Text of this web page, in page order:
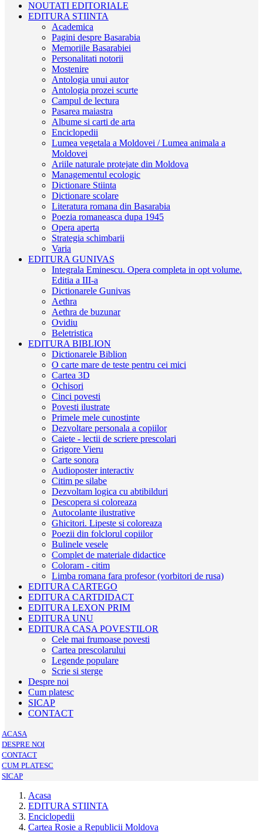
NOUTATI EDITORIALE
EDITURA STIINTA
Academica
Pagini despre Basarabia
Memoriile Basarabiei
Personalitati notorii
Mostenire
Antologia unui autor
Antologia prozei scurte
Campul de lectura
Pasarea maiastra
Albume si carti de arta
Enciclopedii
Lumea vegetala a Moldovei / Lumea animala a
Moldovei
Ariile naturale protejate din Moldova
Managementul ecologic
Dictionare Stiinta
Dictionare scolare
Literatura romana din Basarabia
Poezia romaneasca dupa 1945
Opera aperta
Strategia schimbarii
Varia
EDITURA GUNIVAS
Integrala Eminescu. Opera completa in opt volume.
Editia a III-a
Dictionarele Gunivas
Aethra
Aethra de buzunar
Ovidiu
Beletristica
EDITURA BIBLION
Dictionarele Biblion
O carte mare de teste pentru cei mici
Cartea 3D
Ochisori
Cinci povesti
Povesti ilustrate
Primele mele cunostinte
Dezvoltare personala a copiilor
Caiete - lectii de scriere prescolari
Grigore Vieru
Carte sonora
Audioposter interactiv
Citim pe silabe
Dezvoltam logica cu abtibilduri
Descopera si coloreaza
Autocolante ilustrative
Ghicitori. Lipeste si coloreaza
Poezii din folclorul copiilor
Bulinele vesele
Complet de materiale didactice
Coloram - citim
Limba romana fara profesor (vorbitori de rusa)
EDITURA CARTEGO
EDITURA CARTDIDACT
EDITURA LEXON PRIM
EDITURA UNU
EDITURA CASA POVESTILOR
Cele mai frumoase povesti
Cartea prescolarului
Legende populare
Scrie si sterge
Despre noi
Cum platesc
SICAP
CONTACT
ACASA
DESPRE NOI
CONTACT
CUM PLATESC
SICAP
Acasa
EDITURA STIINTA
Enciclopedii
Cartea Rosie a Republicii Moldova